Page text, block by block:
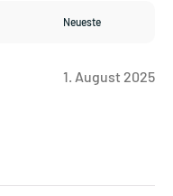
1. August 2025